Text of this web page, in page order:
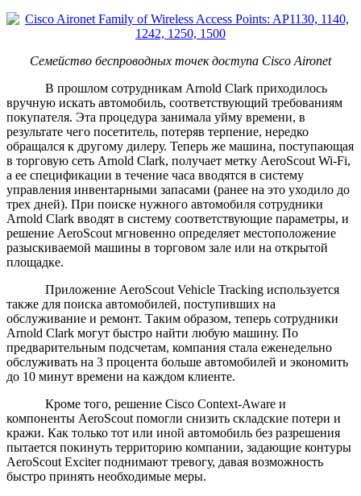
Семейство беспроводных точек доступа Cisco Aironet
В прошлом сотрудникам Arnold Clark приходилось
вручную искать автомобиль, соответствующий требованиям
покупателя. Эта процедура занимала уйму времени, в
результате чего посетитель, потеряв терпение, нередко
обращался к другому дилеру. Теперь же машина, поступающая
в торговую сеть Arnold Clark, получает метку AeroScout Wi-Fi,
а ее спецификации в течение часа вводятся в систему
управления инвентарными запасами (ранее на это уходило до
трех дней). При поиске нужного автомобиля сотрудники
Arnold Clark вводят в систему соответствующие параметры, и
решение AeroScout мгновенно определяет местоположение
разыскиваемой машины в торговом зале или на открытой
площадке.
Приложение AeroScout Vehicle Tracking используется
также для поиска автомобилей, поступивших на
обслуживание и ремонт. Таким образом, теперь сотрудники
Arnold Clark могут быстро найти любую машину. По
предварительным подсчетам, компания стала еженедельно
обслуживать на 3 процента больше автомобилей и экономить
до 10 минут времени на каждом клиенте.
Кроме того, решение Cisco Context-Aware и
компоненты AeroScout помогли снизить складские потери и
кражи. Как только тот или иной автомобиль без разрешения
пытается покинуть территорию компании, задающие контуры
AeroScout Exciter поднимают тревогу, давая возможность
быстро принять необходимые меры.